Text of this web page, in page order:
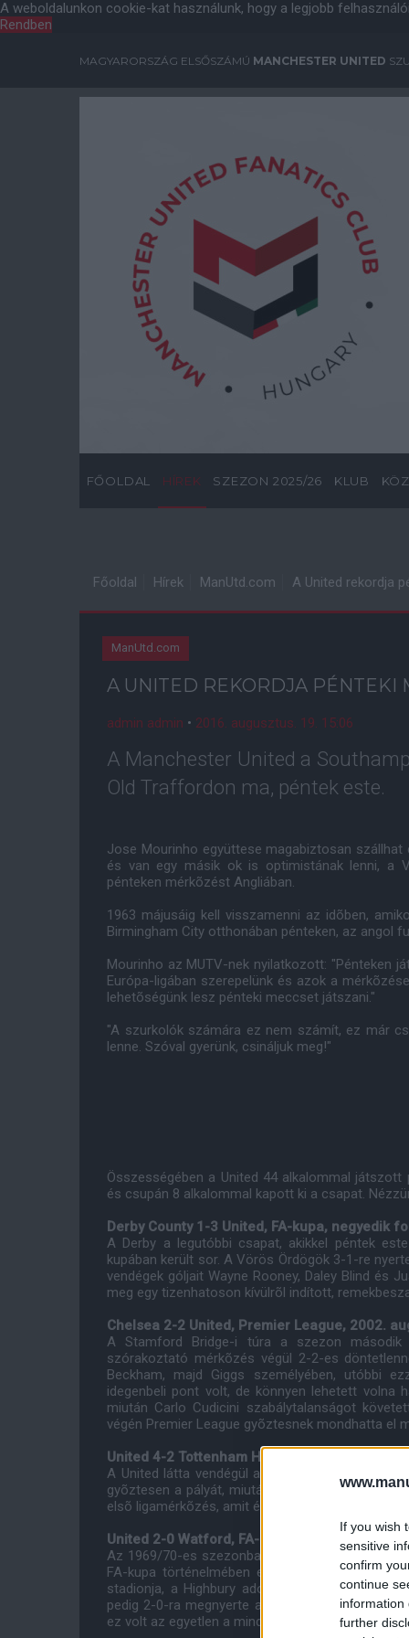
A weboldalunkon cookie-kat használunk, hogy a legjobb
Rendben
If you wish
sensitive
confirm
continue
information
further
MAGYARORSZÁG ELSŐSZÁMÚ MANCHESTER UNITED
FŐOLDAL HÍREK SZEZON 2025/26 KLUB
Főoldal Hírek ManUtd.com A United rekordja
ManUtd.com
A UNITED REKORDJA PÉNTEKI
admin admin • 2016. augusztus. 19. 15:06
A Manchester United a
Old Traffordon ma, péntek este.
Jose Mourinho együttese magabiztosan
és van egy másik ok is optimistának lenni, a
pénteken mérkõzést Angliában.
1963 májusáig kell visszamenni az idõben,
Birmingham City otthonában pénteken, az angol
Mourinho az MUTV-nek nyilatkozott: "Pénteken
Európa-ligában szerepelünk és azok a
lehetõségünk lesz pénteki meccset játszani."
"A szurkolók számára ez nem számít, ez már
lenne. Szóval gyerünk, csináljuk meg!"
Összességében a United 44 alkalommal
és csupán 8 alkalommal kapott ki a csapat.
Derby County 1-3 United, FA-kupa, negyedik
A Derby a legutóbbi csapat, akikkel péntek
kupában került sor. A Vörös Ördögök 3-1-re
vendégek góljait Wayne Rooney, Daley Blind és
meg egy tizenhatoson kívülrõl indított,
Chelsea 2-2 United, Premier League, 2002.
A Stamford Bridge-i túra a szezon
szórakoztató mérkõzés végül 2-2-es
Beckham, majd Giggs személyében, utóbbi
idegenbeli pont volt, de könnyen lehetett volna
miután Carlo Cudicini szabálytalanságot
végén Premier League gyõztesnek mondhatta el
United 4-2 Tottenham Hotspur, Elsõosztály,
A United látta vendégül a Spurs-t az 1983/84-
gyõztesen a pályát, miután Kevin Moran és
elsõ ligamérkõzés, amit élõ adásba került a BBC
United 2-0 Watford, FA-kupa harmadik hely
Az 1969/70-es szezonban a United az FA-kupa
FA-kupa történelmében elõször mérkõzést
stadionja, a Highbury adott otthont mindössze
pedig 2-0-ra megnyerte az összecsapást. Az
ez volt az egyetlen a mindössze öt ilyen